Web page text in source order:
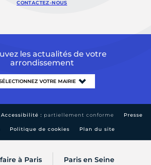
à Paris Paris en Seine
CONTACTEZ-NOUS
les actualités de votre
arrondissement
Accessibilité : partiellement conforme Presse
Politique de cookies Plan du site